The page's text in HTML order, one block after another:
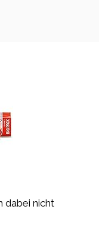
dabei nicht